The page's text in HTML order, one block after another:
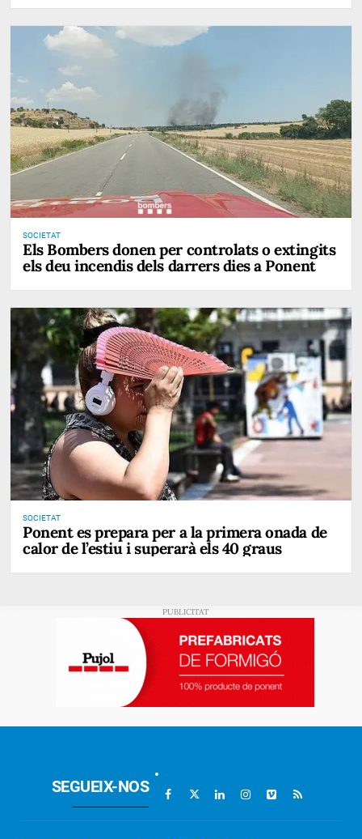
SOCIETAT
Els Bombers donen per controlats o extingits
els deu incendis dels darrers dies a Ponent
SOCIETAT
Ponent es prepara per a la primera onada de
calor de l’estiu i superarà els 40 graus
SEGUEIX-NOS